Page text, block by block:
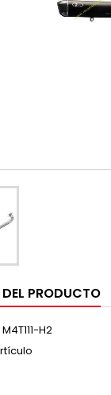
DEL PRODUCTO
M4T111-H2